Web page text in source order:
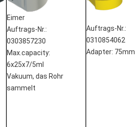
Eimer
Auftrags-Nr.:
0303857230
Max.capacity:
6x25x7/5ml
Vakuum, das Rohr
sammelt
Auftrags-Nr.:
0310854062
Adapter: 75mm